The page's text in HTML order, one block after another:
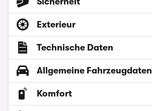
Exterieur
Technische Daten
Allgemeine Fahrzeugdaten
Komfort